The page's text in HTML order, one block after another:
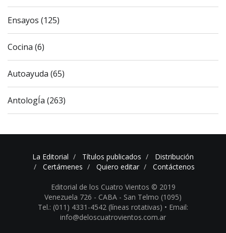
Ensayos (125)
Cocina (6)
Autoayuda (65)
AntologÍa (263)
La Editorial Títulos publicados
Distribución
Certámenes
Quiero editar Contáctenos
Editorial de los Cuatro Vientos © 2019
Venezuela 726 - CABA - San Telmo (1095)
Tel.: (011) 4331-4542 (líneas rotativas) • Email:
info@deloscuatrovientos.com.ar